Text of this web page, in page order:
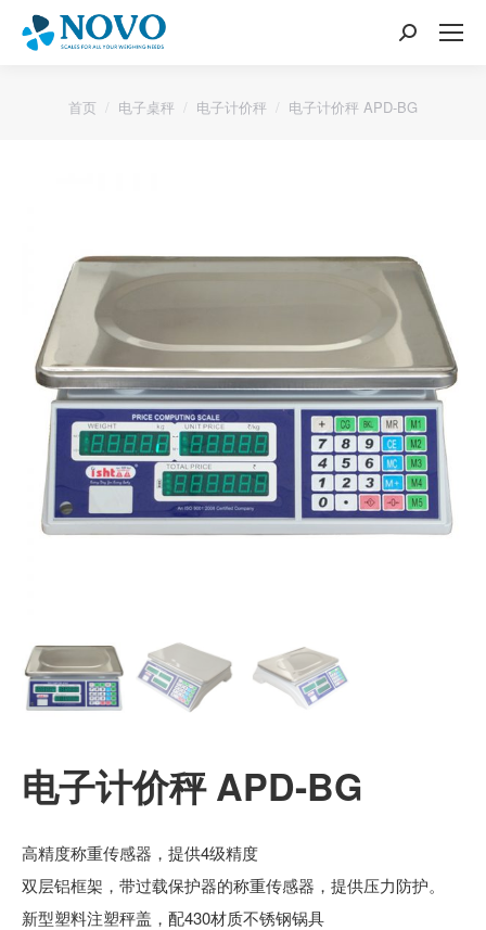
搜
您的位置：
首页 电子桌秤 电子计价秤 电子计价秤 APD-BG
电子计价秤 APD-BG
高精度称重传感器，提供4级精度
双层铝框架，带过载保护器的称重传感器，提供压力防护。
新型塑料注塑秤盖，配430材质不锈钢锅具